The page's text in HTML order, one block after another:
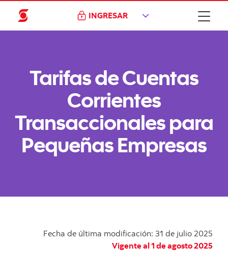
INGRESAR
Tarifas de Cuentas
Corrientes
Transaccionales para
Pequeñas Empresas
Fecha de última modificación: 31 de julio 2025
Vigente al 1 de agosto 2025